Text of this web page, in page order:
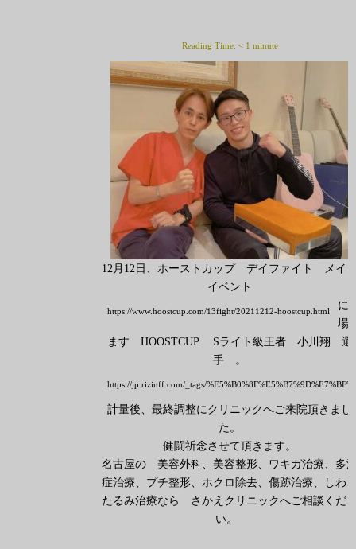
Reading Time: < 1 minute
12月12日、ホーストカップ デイファイト メイ
イベント
https://www.hoostcup.com/13fight/20211212-hoostcup.html
に
場
ます HOOSTCUP Sライト級王者 小川翔 選
手
https://jp.rizinff.com/_tags/
。
計量後、最終調整にクリニックへご来院頂きまし
た。
健闘祈念させて頂きます。
名古屋の 美容外科、美容整形、ワキガ治療、多
症治療、プチ整形、ホクロ除去、傷跡治療、しわ
たるみ治療なら さかえクリニックへご相談くだ
い。